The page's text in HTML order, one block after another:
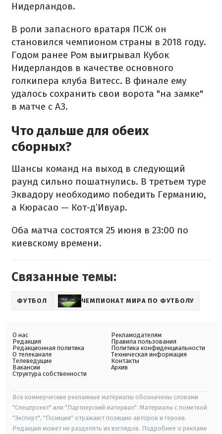
Нидерландов.
В роли запасного вратаря ПСЖ он
становился чемпионом страны в 2018 году.
Годом ранее Ром выигрывал Кубок
Нидерландов в качестве основного
голкипера клуба Витесс. В финале ему
удалось сохранить свои ворота "на замке"
в матче с АЗ.
Что дальше для обеих
сборных?
Шансы команд на выход в следующий
раунд сильно пошатнулись. В третьем туре
Эквадору необходимо победить Германию,
а Кюрасао — Кот-д’Ивуар.
Оба матча состоятся 25 июня в 23:00 по
киевскому времени.
Связанные темы:
ФУТБОЛ ЧЕМПИОНАТ МИРА ПО ФУТБОЛУ
О нас
Редакция
Редакционная политика
О телеканале
Телеведущие
Вакансии
Структура собственности
Рекламодателям
Правила пользования
Политика конфиденциальности
Техническая информация
Контакты
Архив
Все коммерческие рекламные материалы обозначены словами
"Спецпроект" или "Партнерский материал". Материалы с пометкой
"Эксперт", "Позиция" отражают позицию авторов и героев.
Редакция может не разделять их взглядов. Подробнее о рекламе